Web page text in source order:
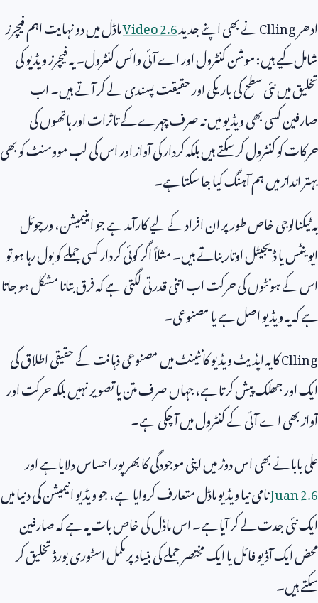
ادھرCllingنے بھی اپنے جدیدVideo 2.6ماڈل میں دو نہایت اہم فیچرز
شامل کیے ہیں: موشن کنٹرول اور اے آئی وائس کنٹرول۔ یہ فیچرز ویڈیو کی
تخلیق میں نئی سطح کی باریکی اور حقیقت پسندی لے کر آتے ہیں۔ اب
صارفین کسی بھی ویڈیو میں نہ صرف چہرے کے تاثرات اور ہاتھوں کی
حرکات کو کنٹرول کر سکتے ہیں بلکہ کردار کی آواز اور اس کی لب موومنٹ کو بھی
بہتر انداز میں ہم آہنگ کیا جا سکتا ہے۔
یہ ٹیکنالوجی خاص طور پر ان افراد کے لیے کارآمد ہے جو اینیمیشن، ورچوئل
ایوینٹس یا ڈیجیٹل اوتار بناتے ہیں۔ مثلاً اگر کوئی کردار کسی جملے کو بول رہا ہو تو
اس کے ہونٹوں کی حرکت اب اتنی قدرتی لگتی ہے کہ فرق بتانا مشکل ہو جاتا
ہے کہ یہ ویڈیو اصل ہے یا مصنوعی۔
Cllingکا یہ اپڈیٹ ویڈیو کانٹینٹ میں مصنوعی ذہانت کے حقیقی اطلاق کی
ایک اور جھلک پیش کرتا ہے، جہاں صرف متن یا تصویر نہیں بلکہ حرکت اور
آواز بھی اے آئی کے کنٹرول میں آ چکی ہے۔
علی بابا نے بھی اس دوڑ میں اپنی موجودگی کا بھرپور احساس دلایا ہے اور
Juan 2.6نامی نیا ویڈیو ماڈل متعارف کروایا ہے، جو ویڈیو انیمیشن کی دنیا میں
ایک نئی جدت لے کر آیا ہے۔ اس ماڈل کی خاص بات یہ ہے کہ صارفین
محض ایک آڈیو فائل یا ایک مختصر جملے کی بنیاد پر مکمل اسٹوری بورڈ تخلیق کر
سکتے ہیں۔